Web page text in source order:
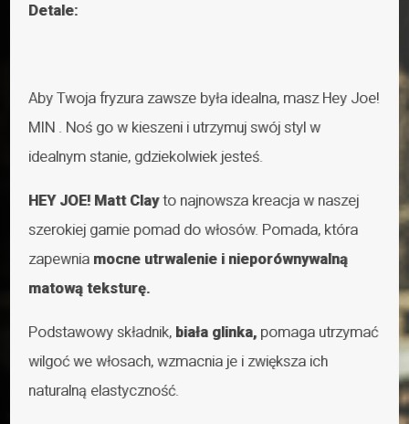
Detale:
Aby Twoja fryzura zawsze była idealna, masz Hey Joe!
MIN . Noś go w kieszeni i utrzymuj swój styl w
idealnym stanie, gdziekolwiek jesteś.
HEY JOE! Matt Clayto najnowsza kreacja w naszej
szerokiej gamie pomad do włosów. Pomada, która
zapewnia mocne utrwalenie i nieporównywalną
matową teksturę.
Podstawowy składnik, biała glinka,pomaga utrzymać
wilgoć we włosach, wzmacnia je i zwiększa ich
naturalną elastyczność.